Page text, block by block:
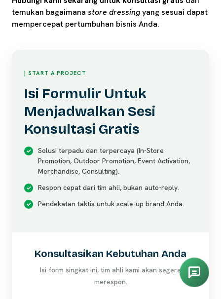
temukan bagaimana store dressingyang sesuai dapat
mempercepat pertumbuhan bisnis Anda.
| START A PROJECT
Isi Formulir Untuk
Menjadwalkan Sesi
Konsultasi Gratis
Solusi terpadu dan terpercaya (In-Store
Promotion, Outdoor Promotion, Event Activation,
Merchandise, Consulting).
Respon cepat dari tim ahli, bukan auto-reply.
Pendekatan taktis untuk scale-up brand Anda.
Konsultasikan Kebutuhan Anda
Isi form singkat ini, tim ahli kami akan segera
merespon.